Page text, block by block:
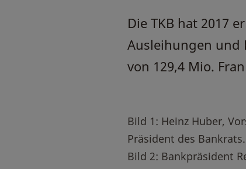
Die TKB hat 2017
Ausleihungen und
von 129,4 Mio.
Bild 1: Heinz Huber,
Präsident des Bankrats.
Bild 2: Bankpräsident